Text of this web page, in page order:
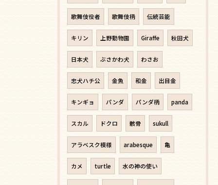
歌舞伎役者 歌舞伎柄 伝統芸能
キリン 上野動物園 Giraffe 秋田犬
日本犬 ぶさかわ犬 わさお
忠犬ハチ公 金魚 和金 出目金
キンギョ パンダ パンダ柄 panda
スカル ドクロ 骸骨 sukull
アラベスク模様 arabesque 亀
カメ turtle 水の神の使い